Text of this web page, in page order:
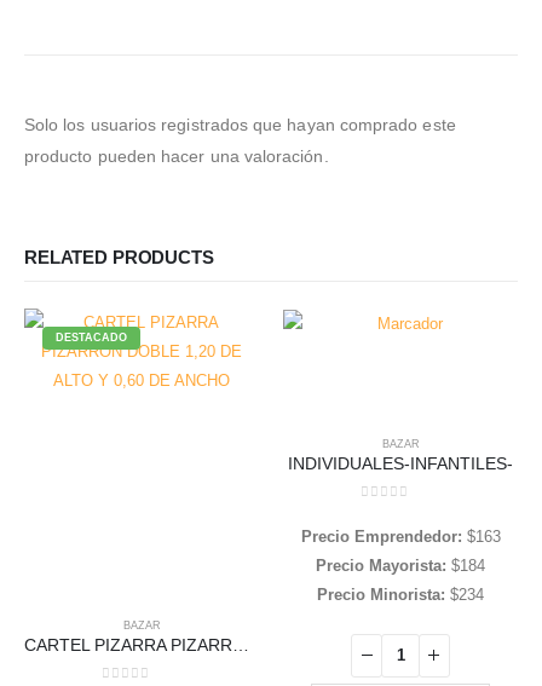
Solo los usuarios registrados que hayan comprado este
producto pueden hacer una valoración.
RELATED PRODUCTS
DESTACADO
BAZAR
CARTEL PIZARRA PIZARRON DOBLE 1,20 DE ALTO Y 0,60 DE ANCHO
BAZAR
INDIVIDUALES-INFANTILES-
Precio Emprendedor: $163
Precio Mayorista: $184
Precio Minorista: $234